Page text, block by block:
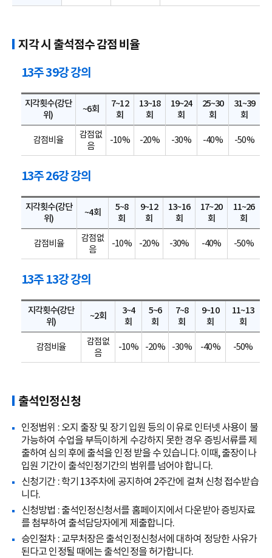
지각 시 출석점수 감점 비율
13주 39강 강의
지각횟수(강단
위)
~6회
7~12
회
13~18
회
19~24
회
25~30
회
31~39
회
감점비율
감점없
음
-10% -20% -30% -40% -50%
13주 26강 강의
지각횟수(강단
위)
~4회
5~8
회
9~12
회
13~16
회
17~20
회
11~26
회
감점비율
감점없
음
-10% -20% -30% -40% -50%
13주 13강 강의
지각횟수(강단
위)
~2회
3~4
회
5~6
회
7~8
회
9~10
회
11~13
회
감점비율
감점없
음
-10% -20% -30% -40% -50%
출석인정신청
인정범위 : 오지 출장 및 장기 입원 등의 이유로 인터넷 사용이 불
가능하여 수업을 부득이하게 수강하지 못한 경우 증빙서류를 제
출하여 심의 후에 출석을 인정 받을 수 있습니다. 이때, 출장이나
입원 기간이 출석인정기간의 범위를 넘어야 합니다.
신청기간 : 학기 13주차에 공지하여 2주간에 걸쳐 신청 접수받습
니다.
신청방법 : 출석인정신청서를 홈페이지에서 다운받아 증빙자료
를 첨부하여 출석담당자에게 제출합니다.
승인절차 : 교무처장은 출석인정신청서에 대하여 정당한 사유가
된다고 인정될 때에는 출석인정을 허가합니다.